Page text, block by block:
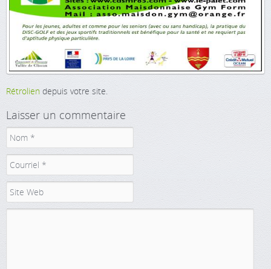
Rétrolien depuis votre site.
Laisser un commentaire